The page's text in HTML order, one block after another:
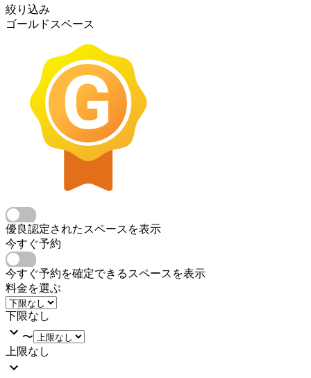
絞り込み
ゴールドスペース
優良認定されたスペースを表示
今すぐ予約
今すぐ予約を確定できるスペースを表示
料金を選ぶ
下限なし
〜
上限なし